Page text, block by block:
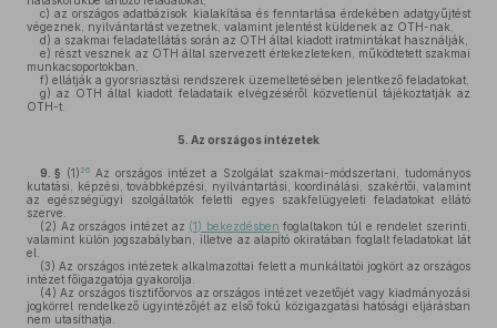
c) az országos adatbázisok kialakítása és fenntartása érdekében adatgyűjtést
végeznek, nyilvántartást vezetnek, valamint jelentést küldenek az OTH-nak,
d) a szakmai feladatellátás során az OTH által kiadott iratmintákat használják,
e) részt vesznek az OTH által szervezett értekezleteken, működtetett szakmai
munkacsoportokban,
f) ellátják a gyorsriasztási rendszerek üzemeltetésében jelentkező feladatokat,
g) az OTH által kiadott feladataik elvégzéséről közvetlenül tájékoztatják az
OTH-t.
5. Az országos intézetek
9. § (1) 26 Az országos intézet a Szolgálat szakmai-módszertani, tudományos
kutatási, képzési, továbbképzési, nyilvántartási, koordinálási, szakértői, valamint
az egészségügyi szolgáltatók feletti egyes szakfelügyeleti feladatokat ellátó
szerve.
(2) Az országos intézet az (1) bekezdésben foglaltakon túl e rendelet szerinti,
valamint külön jogszabályban, illetve az alapító okiratában foglalt feladatokat lát
el.
(3) Az országos intézetek alkalmazottai felett a munkáltatói jogkört az országos
intézet főigazgatója gyakorolja.
(4) Az országos tisztifőorvos az országos intézet vezetőjét vagy kiadmányozási
jogkörrel rendelkező ügyintézőjét az első fokú közigazgatási hatósági eljárásban
nem utasíthatja.